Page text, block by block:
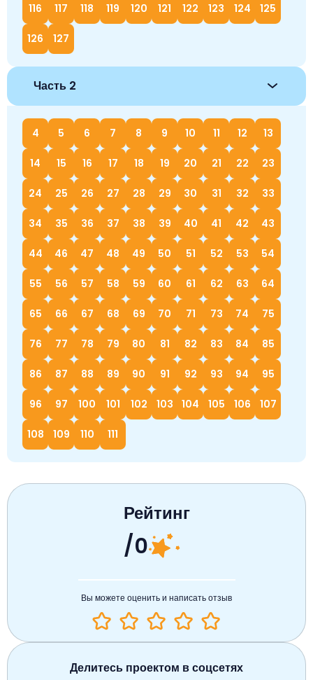
116 117 118 119 120 121 122 123 124 125
126 127
Часть 2
4 5 6 7 8 9 10 11 12 13
14 15 16 17 18 19 20 21 22 23
24 25 26 27 28 29 30 31 32 33
34 35 36 37 38 39 40 41 42 43
44 46 47 48 49 50 51 52 53 54
55 56 57 58 59 60 61 62 63 64
65 66 67 68 69 70 71 73 74 75
76 77 78 79 80 81 82 83 84 85
86 87 88 89 90 91 92 93 94 95
96 97 100 101 102 103 104 105 106 107
108 109 110 111
Рейтинг
/0
Вы можете оценить и написать отзыв
Делитесь проектом в соцсетях